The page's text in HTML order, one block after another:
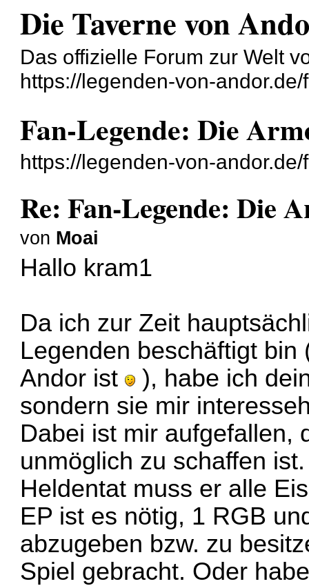
Die Taverne von
Das offizielle Forum zur Welt
https://legenden-von-andor.de/
Fan-Legende: Die
https://legenden-von-
Re: Fan-Legende: Die
von Moai
Hallo kram1
Da ich zur Zeit
Legenden beschäftigt
Andor ist
), habe ich
sondern sie mir
Dabei ist mir aufgefallen,
unmöglich zu schaffen
Heldentat muss er alle
EP ist es nötig, 1 RGB
abzugeben bzw. zu
Spiel gebracht. Oder